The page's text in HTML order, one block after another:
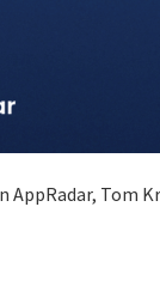
AppRadar,